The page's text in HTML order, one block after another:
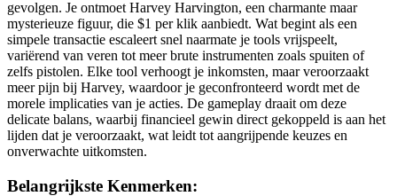
gevolgen. Je ontmoet Harvey Harvington, een charmante maar
mysterieuze figuur, die $1 per klik aanbiedt. Wat begint als een
simpele transactie escaleert snel naarmate je tools vrijspeelt,
variërend van veren tot meer brute instrumenten zoals spuiten of
zelfs pistolen. Elke tool verhoogt je inkomsten, maar veroorzaakt
meer pijn bij Harvey, waardoor je geconfronteerd wordt met de
morele implicaties van je acties. De gameplay draait om deze
delicate balans, waarbij financieel gewin direct gekoppeld is aan het
lijden dat je veroorzaakt, wat leidt tot aangrijpende keuzes en
onverwachte uitkomsten.
Belangrijkste Kenmerken: